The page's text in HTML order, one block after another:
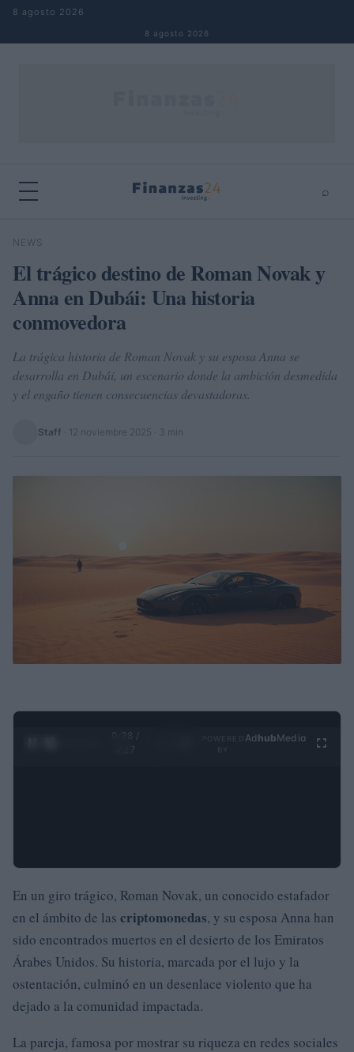
Saltar al contenido
8 agosto 2026
8 agosto 2026
⌕
Buscar
NEWS
El trágico destino de Roman Novak y
Anna en Dubái: Una historia
conmovedora
La trágica historia de Roman Novak y su esposa Anna se
desarrolla en Dubái, un escenario donde la ambición desmedida
y el engaño tienen consecuencias devastadoras.
Staff 12 noviembre 2025 · 3 min
0:29 /
4:27
Ad hubMedia
En un giro trágico, Roman Novak, un conocido estafador
en el ámbito de las criptomonedas, y su esposa Anna han
sido encontrados muertos en el desierto de los Emiratos
Árabes Unidos. Su historia, marcada por el lujo y la
ostentación, culminó en un desenlace violento que ha
dejado a la comunidad impactada.
La pareja, famosa por mostrar su riqueza en redes sociales